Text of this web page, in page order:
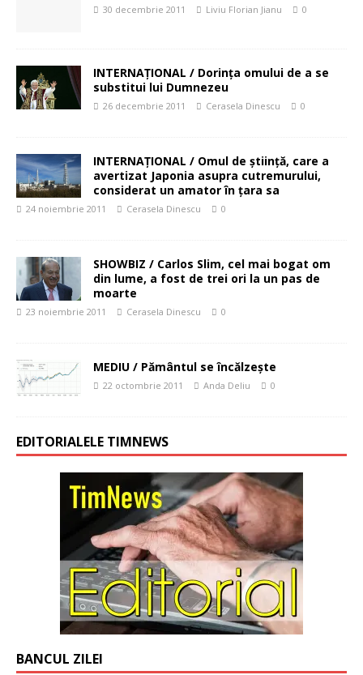
30 decembrie 2011 Liviu Florian Jianu 0
INTERNAŢIONAL / Dorinţa omului de a se
substitui lui Dumnezeu
26 decembrie 2011 Cerasela Dinescu 0
INTERNAŢIONAL / Omul de ştiinţă, care a
avertizat Japonia asupra cutremurului,
considerat un amator în ţara sa
24 noiembrie 2011 Cerasela Dinescu 0
SHOWBIZ / Carlos Slim, cel mai bogat om
din lume, a fost de trei ori la un pas de
moarte
23 noiembrie 2011 Cerasela Dinescu 0
MEDIU / Pământul se încălzește
22 octombrie 2011 Anda Deliu 0
EDITORIALELE TIMNEWS
BANCUL ZILEI